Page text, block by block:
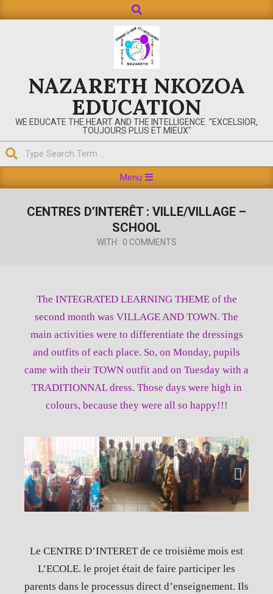
NAZARETH NKOZOA
EDUCATION
WE EDUCATE THE HEART AND THE INTELLIGENCE. "EXCELSIOR,
TOUJOURS PLUS ET MIEUX"
Menu
CENTRES D’INTERÊT : VILLE/VILLAGE –
SCHOOL
WITH: 0 COMMENTS
The INTEGRATED LEARNING THEME of the
second month was VILLAGE AND TOWN. The
main activities were to differentiate the dressings
and outfits of each place. So, on Monday, pupils
came with their TOWN outfit and on Tuesday with a
TRADITIONNAL dress. Those days were high in
colours, because they were all so happy!!!
Le CENTRE D’INTERET de ce troisième mois est
L’ECOLE. le projet était de faire participer les
parents dans le processus direct d’enseignement. Ils